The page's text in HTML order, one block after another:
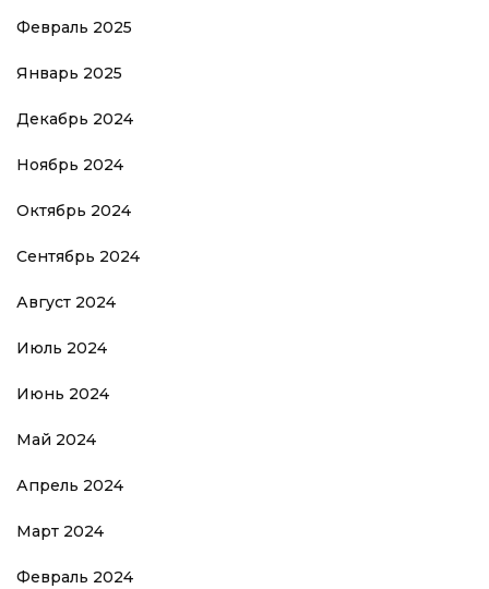
Февраль 2025
Январь 2025
Декабрь 2024
Ноябрь 2024
Октябрь 2024
Сентябрь 2024
Август 2024
Июль 2024
Июнь 2024
Май 2024
Апрель 2024
Март 2024
Февраль 2024